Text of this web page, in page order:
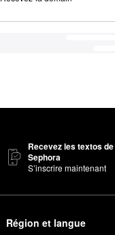
Recevez les textos de
Sephora
S’inscrire maintenant
Région et langue